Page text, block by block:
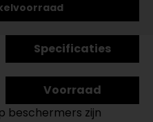
Specificaties
Voorraad
beschermers zijn